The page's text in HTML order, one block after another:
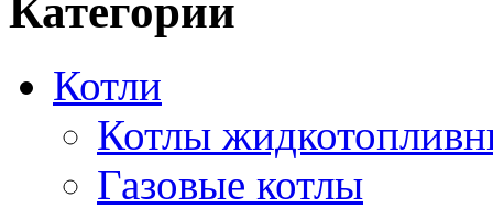
Категории
Котли
Котлы
Газовые котлы